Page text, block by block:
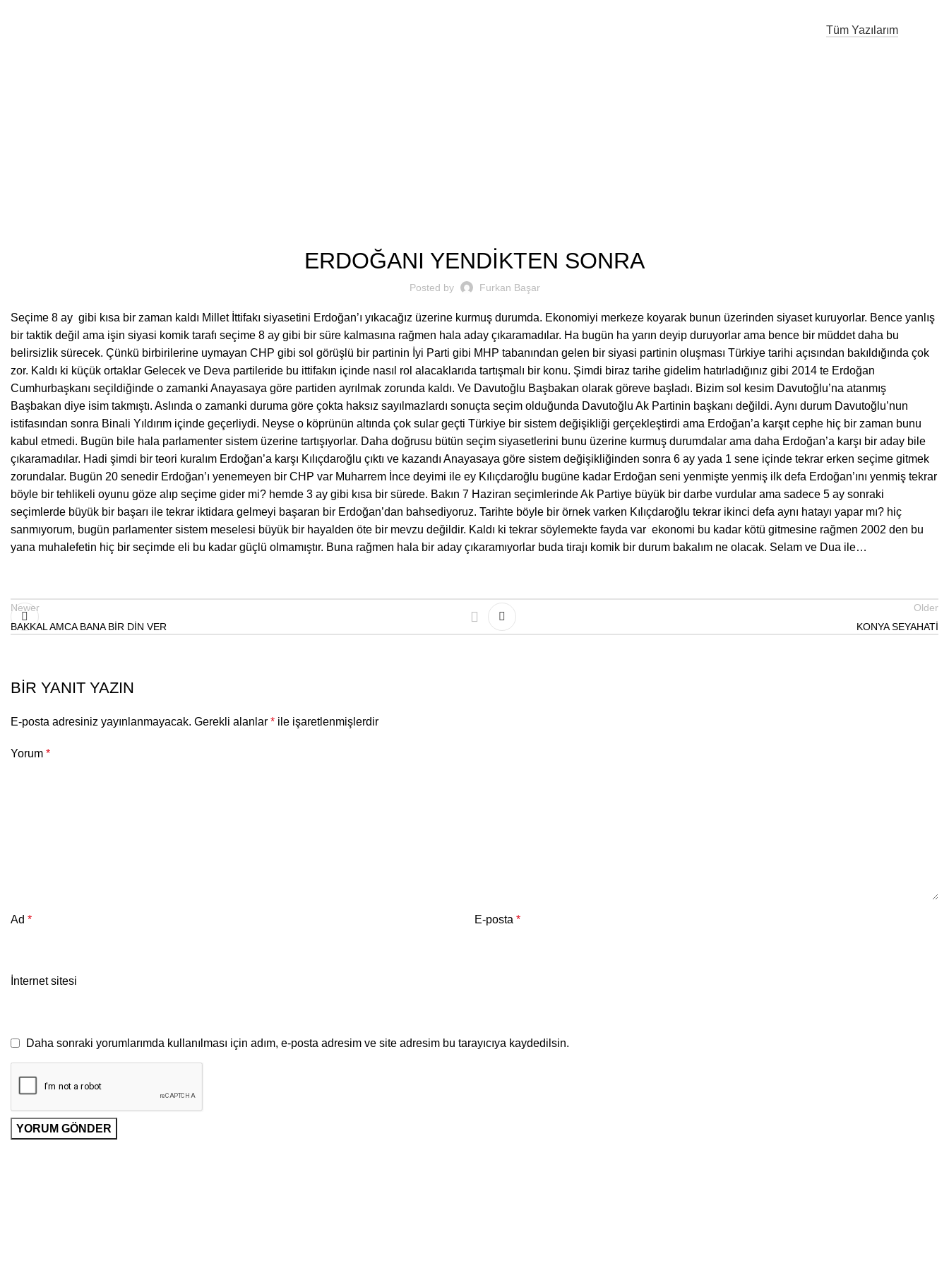
Tüm Yazılarım
ERDOĞANI YENDİKTEN SONRA
Posted by Furkan Başar
Seçime 8 ay gibi kısa bir zaman kaldı Millet İttifakı siyasetini Erdoğan’ı yıkacağız üzerine kurmuş durumda. Ekonomiyi merkeze koyarak bunun üzerinden siyaset kuruyorlar. Bence yanlış
bir taktik değil ama işin siyasi komik tarafı seçime 8 ay gibi bir süre kalmasına rağmen hala aday çıkaramadılar. Ha bugün ha yarın deyip duruyorlar ama bence bir müddet daha bu
belirsizlik sürecek. Çünkü birbirilerine uymayan CHP gibi sol görüşlü bir partinin İyi Parti gibi MHP tabanından gelen bir siyasi partinin oluşması Türkiye tarihi açısından bakıldığında çok
zor. Kaldı ki küçük ortaklar Gelecek ve Deva partileride bu ittifakın içinde nasıl rol alacaklarıda tartışmalı bir konu. Şimdi biraz tarihe gidelim hatırladığınız gibi 2014 te Erdoğan
Cumhurbaşkanı seçildiğinde o zamanki Anayasaya göre partiden ayrılmak zorunda kaldı. Ve Davutoğlu Başbakan olarak göreve başladı. Bizim sol kesim Davutoğlu’na atanmış
Başbakan diye isim takmıştı. Aslında o zamanki duruma göre çokta haksız sayılmazlardı sonuçta seçim olduğunda Davutoğlu Ak Partinin başkanı değildi. Aynı durum Davutoğlu’nun
istifasından sonra Binali Yıldırım içinde geçerliydi. Neyse o köprünün altında çok sular geçti Türkiye bir sistem değişikliği gerçekleştirdi ama Erdoğan’a karşıt cephe hiç bir zaman bunu
kabul etmedi. Bugün bile hala parlamenter sistem üzerine tartışıyorlar. Daha doğrusu bütün seçim siyasetlerini bunu üzerine kurmuş durumdalar ama daha Erdoğan’a karşı bir aday bile
çıkaramadılar. Hadi şimdi bir teori kuralım Erdoğan’a karşı Kılıçdaroğlu çıktı ve kazandı Anayasaya göre sistem değişikliğinden sonra 6 ay yada 1 sene içinde tekrar erken seçime gitmek
zorundalar. Bugün 20 senedir Erdoğan’ı yenemeyen bir CHP var Muharrem İnce deyimi ile ey Kılıçdaroğlu bugüne kadar Erdoğan seni yenmişte yenmiş ilk defa Erdoğan’ını yenmiş tekrar
böyle bir tehlikeli oyunu göze alıp seçime gider mi? hemde 3 ay gibi kısa bir sürede. Bakın 7 Haziran seçimlerinde Ak Partiye büyük bir darbe vurdular ama sadece 5 ay sonraki
seçimlerde büyük bir başarı ile tekrar iktidara gelmeyi başaran bir Erdoğan’dan bahsediyoruz. Tarihte böyle bir örnek varken Kılıçdaroğlu tekrar ikinci defa aynı hatayı yapar mı? hiç
sanmıyorum, bugün parlamenter sistem meselesi büyük bir hayalden öte bir mevzu değildir. Kaldı ki tekrar söylemekte fayda var ekonomi bu kadar kötü gitmesine rağmen 2002 den bu
yana muhalefetin hiç bir seçimde eli bu kadar güçlü olmamıştır. Buna rağmen hala bir aday çıkaramıyorlar buda tirajı komik bir durum bakalım ne olacak. Selam ve Dua ile…
Newer
BAKKAL AMCA BANA BİR DİN VER
Older
KONYA SEYAHATİ
BIR YANIT YAZIN
E-posta adresiniz yayınlanmayacak. Gerekli alanlar * ile işaretlenmişlerdir
Yorum *
Ad * E-posta *
İnternet sitesi
Daha sonraki yorumlarımda kullanılması için adım, e-posta adresim ve site adresim bu tarayıcıya kaydedilsin.